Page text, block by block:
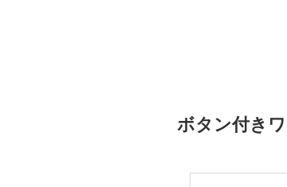
ボタン付き